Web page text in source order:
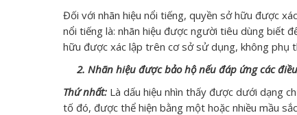
Đối với nhãn hiệu nổi tiếng, quyền sở hữu được
nổi tiếng là: nhãn hiệu được người tiêu dùng biết
hữu được xác lập trên cơ sở sử dụng, không phụ
2. Nhãn hiệu được bảo hộ nếu đáp ứng các
Thứ nhất: Là dấu hiệu nhìn thấy được dưới dạng
tố đó, được thể hiện bằng một hoặc nhiều mầu